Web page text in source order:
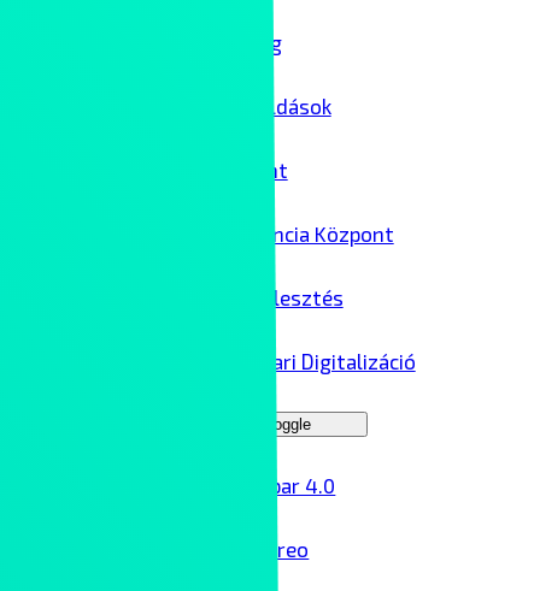
IT biztonság
Felhőmegoldások
Adatközpont
AI Kompetencia Központ
Szoftverfejlesztés
Ipar 4.0 – Ipari Digitalizáció
Menu Toggle
Ipar 4.0
Creo